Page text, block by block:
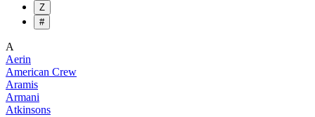
Z
#
A
Aerin
American Crew
Aramis
Armani
Atkinsons